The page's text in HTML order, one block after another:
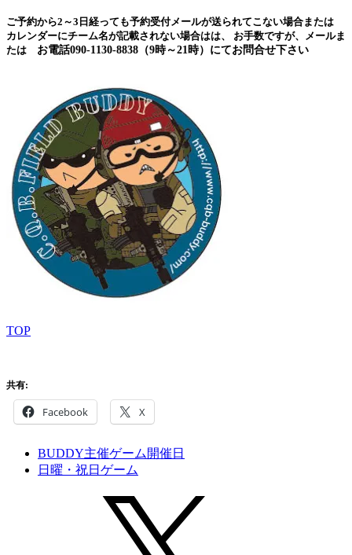
ご予約から2～3日経っても予約受付メールが送られてこない場合または
カレンダーにチーム名が記載されない場合はは、 お手数ですが、メールま
たは お電話090-1130-8838（9時～21時）にてお問合せ下さい
TOP
共有:
Facebook X
BUDDY主催ゲーム開催日
日曜・祝日ゲーム